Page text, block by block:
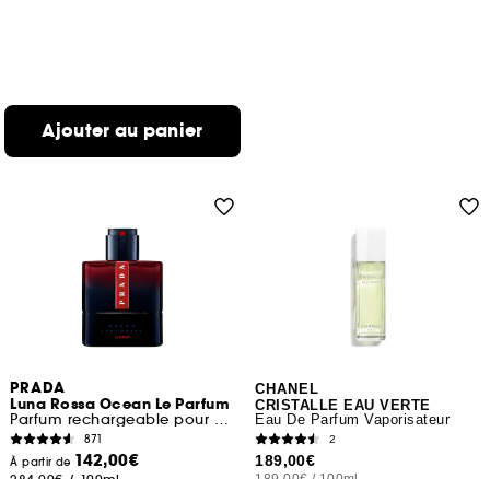
Ajouter au panier
PRADA
Luna Rossa Ocean Le Parfum
Parfum rechargeable pour homme au sillage boisé
871
À partir de 142,00€
CHANEL
CRISTALLE EAU VERTE
Eau De Parfum Vaporisateur
2
189,00€